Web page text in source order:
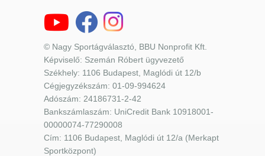
© Nagy Sportágválasztó, BBU Nonprofit Kft.
Képviselő: Szemán Róbert ügyvezető
Székhely: 1106 Budapest, Maglódi út 12/b
Cégjegyzékszám: 01-09-994624
Adószám: 24186731-2-42
Bankszámlaszám: UniCredit Bank 10918001-
00000074-77290008
Cím: 1106 Budapest, Maglódi út 12/a (Merkapt
Sportközpont)